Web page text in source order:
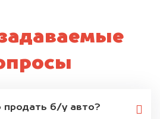
продать б/у авто?